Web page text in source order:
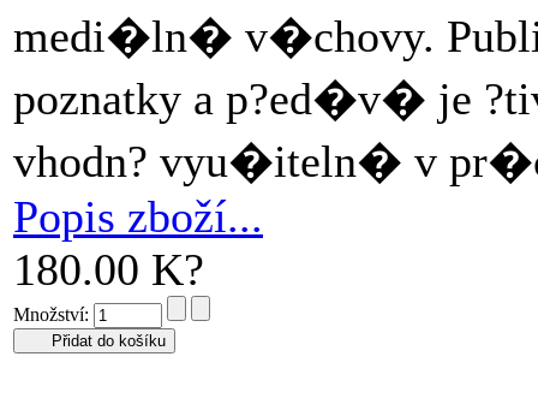
medi�ln� v�chovy.
poznatky a p?ed�v� je
vhodn? vyu�iteln� v
Popis zboží...
180.00 K?
Množství: